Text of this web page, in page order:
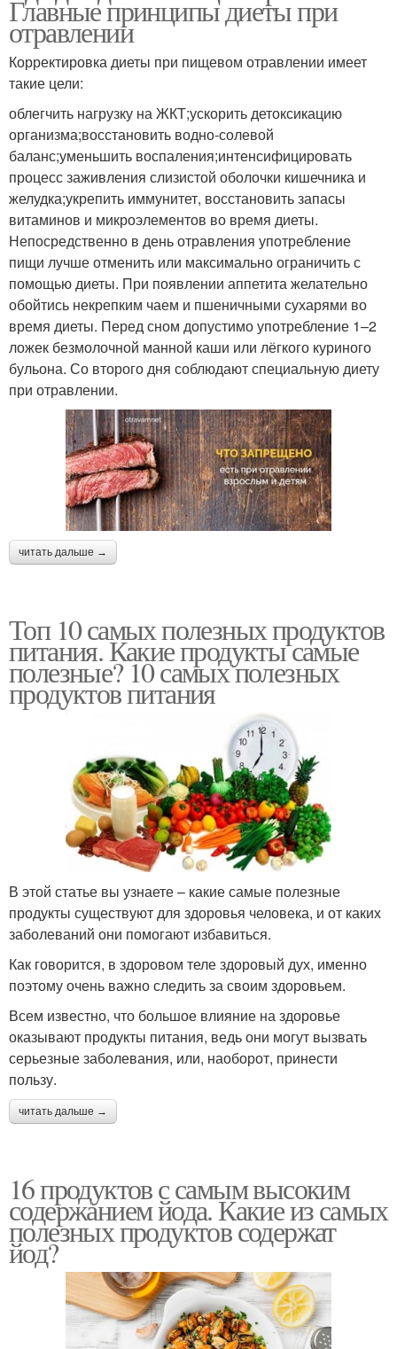
Главные принципы диеты при
отравлении
Корректировка диеты при пищевом отравлении имеет
такие цели:
облегчить нагрузку на ЖКТ;ускорить детоксикацию
организма;восстановить водно-солевой
баланс;уменьшить воспаления;интенсифицировать
процесс заживления слизистой оболочки кишечника и
желудка;укрепить иммунитет, восстановить запасы
витаминов и микроэлементов во время диеты.
Непосредственно в день отравления употребление
пищи лучше отменить или максимально ограничить с
помощью диеты. При появлении аппетита желательно
обойтись некрепким чаем и пшеничными сухарями во
время диеты. Перед сном допустимо употребление 1–2
ложек безмолочной манной каши или лёгкого куриного
бульона. Со второго дня соблюдают специальную диету
при отравлении.
читать дальше →
Топ 10 самых полезных продуктов
питания. Какие продукты самые
полезные? 10 самых полезных
продуктов питания
В этой статье вы узнаете – какие самые полезные
продукты существуют для здоровья человека, и от каких
заболеваний они помогают избавиться.
Как говорится, в здоровом теле здоровый дух, именно
поэтому очень важно следить за своим здоровьем.
Всем известно, что большое влияние на здоровье
оказывают продукты питания, ведь они могут вызвать
серьезные заболевания, или, наоборот, принести
пользу.
читать дальше →
16 продуктов с самым высоким
содержанием йода. Какие из самых
полезных продуктов содержат
йод?